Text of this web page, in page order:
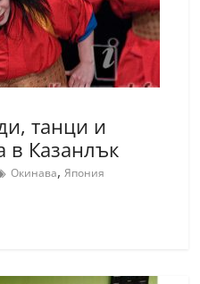
танци и
в Казанлък
Окинава,Япония